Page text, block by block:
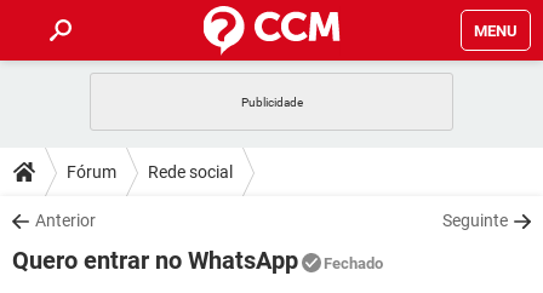
MENU
CELULAR
OUTLOOK
INSTAGRAM GMAIL
DICAS
JOGOS
DOWNLOADS
JOGOS WHATSAPP
FÓRUM
Fórum Rede social
Anterior Seguinte
Quero entrar no WhatsApp Fechado